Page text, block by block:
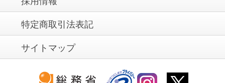
特定商取引法表記
サイトマップ